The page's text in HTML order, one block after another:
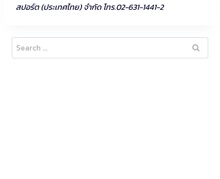
สปอร์ต (ประเทศไทย) จำกัด โทร.02-631-1441-2
Search
for: